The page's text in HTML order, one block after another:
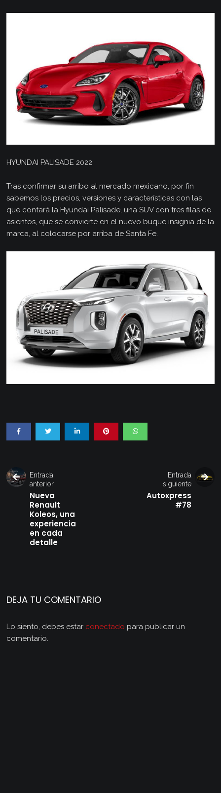
HYUNDAI PALISADE 2022
Tras confirmar su arribo al mercado mexicano, por fin
sabemos los precios, versiones y características con las
que contará la Hyundai Palisade, una SUV con tres filas de
asientos, que se convierte en el nuevo buque insignia de la
marca, al colocarse por arriba de Santa Fe.
Entrada
anterior
Nueva
Renault
Koleos, una
experiencia
en cada
detalle
Entrada
siguiente
Autoxpress
#78
DEJA TU COMENTARIO
Lo siento, debes estar conectado para publicar un
comentario.